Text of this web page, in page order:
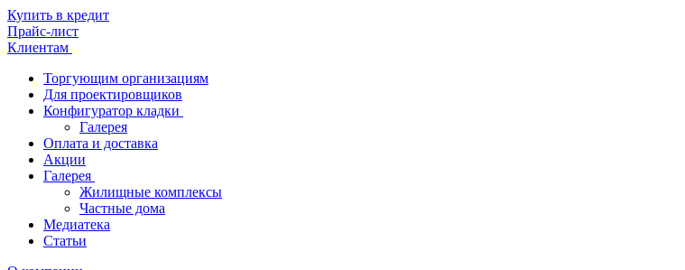
Купить в кредит
Прайс-лист
Клиентам
Торгующим организациям
Для проектировщиков
Конфигуратор кладки
Галерея
Оплата и доставка
Акции
Галерея
Жилищные комплексы
Частные дома
Медиатека
Статьи